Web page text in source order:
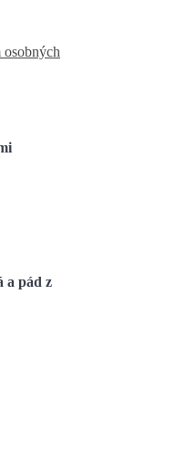
osobných
a pád z